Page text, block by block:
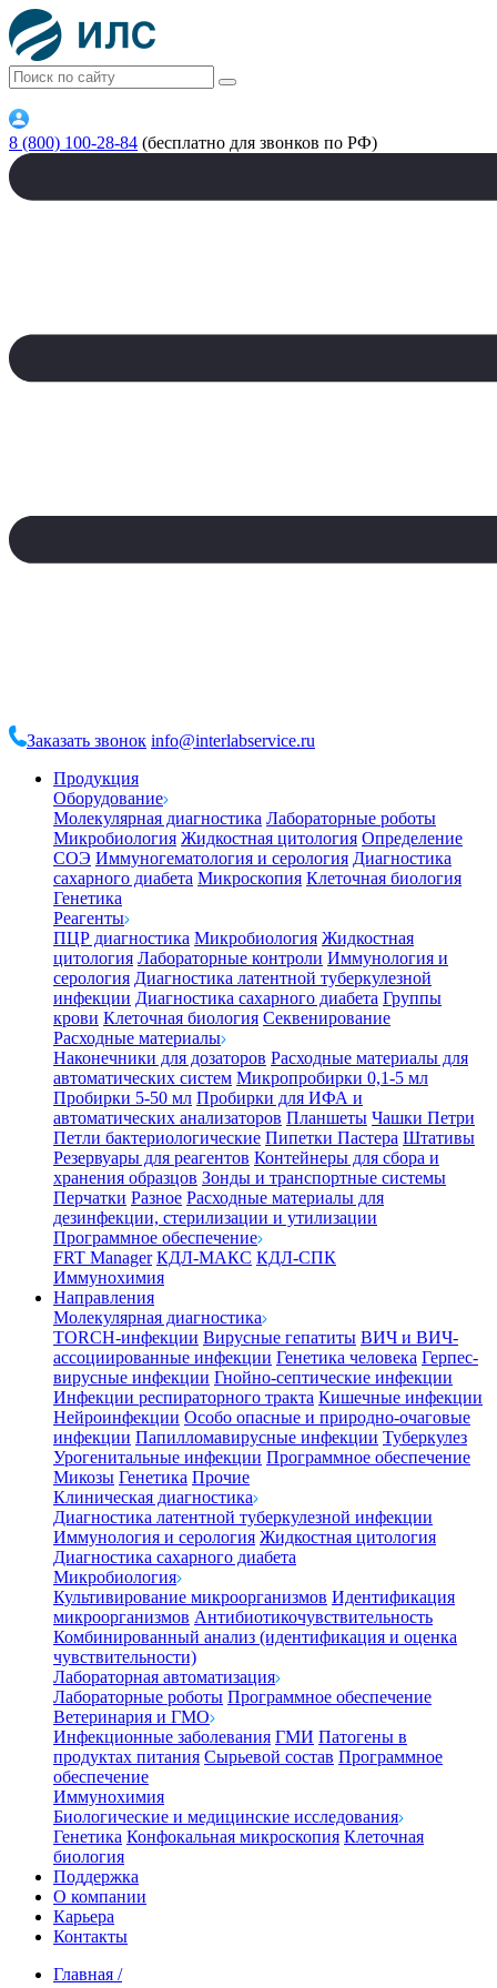
8 (800) 100-28-84 (бесплатно для звонков по РФ)
Заказать звонок info@interlabservice.ru
Продукция
Оборудование
Молекулярная диагностика Лабораторные роботы
Микробиология Жидкостная цитология Определение
СОЭ Иммуногематология и серология Диагностика
сахарного диабета Микроскопия Клеточная биология
Генетика
Реагенты
ПЦР диагностика Микробиология Жидкостная
цитология Лабораторные контроли Иммунология и
серология Диагностика латентной туберкулезной
инфекции Диагностика сахарного диабета Группы
крови Клеточная биология Секвенирование
Расходные материалы
Наконечники для дозаторов Расходные материалы для
автоматических систем Микропробирки 0,1-5 мл
Пробирки 5-50 мл Пробирки для ИФА и
автоматических анализаторов Планшеты Чашки Петри
Петли бактериологические Пипетки Пастера Штативы
Резервуары для реагентов Контейнеры для сбора и
хранения образцов Зонды и транспортные системы
Перчатки Разное Расходные материалы для
дезинфекции, стерилизации и утилизации
Программное обеспечение
FRT Manager КДЛ-МАКС КДЛ-СПК
Иммунохимия
Направления
Молекулярная диагностика
TORCH-инфекции Вирусные гепатиты ВИЧ и ВИЧ-
ассоциированные инфекции Генетика человека Герпес-
вирусные инфекции Гнойно-септические инфекции
Инфекции респираторного тракта Кишечные инфекции
Нейроинфекции Особо опасные и природно-очаговые
инфекции Папилломавирусные инфекции Туберкулез
Урогенитальные инфекции Программное обеспечение
Микозы Генетика Прочие
Клиническая диагностика
Диагностика латентной туберкулезной инфекции
Иммунология и серология Жидкостная цитология
Диагностика сахарного диабета
Микробиология
Культивирование микроорганизмов Идентификация
микроорганизмов Антибиотикочувствительность
Комбинированный анализ (идентификация и оценка
чувствительности)
Лабораторная автоматизация
Лабораторные роботы Программное обеспечение
Ветеринария и ГМО
Инфекционные заболевания ГМИ Патогены в
продуктах питания Сырьевой состав Программное
обеспечение
Иммунохимия
Биологические и медицинские исследования
Генетика Конфокальная микроскопия Клеточная
биология
Поддержка
О компании
Карьера
Контакты
Главная /